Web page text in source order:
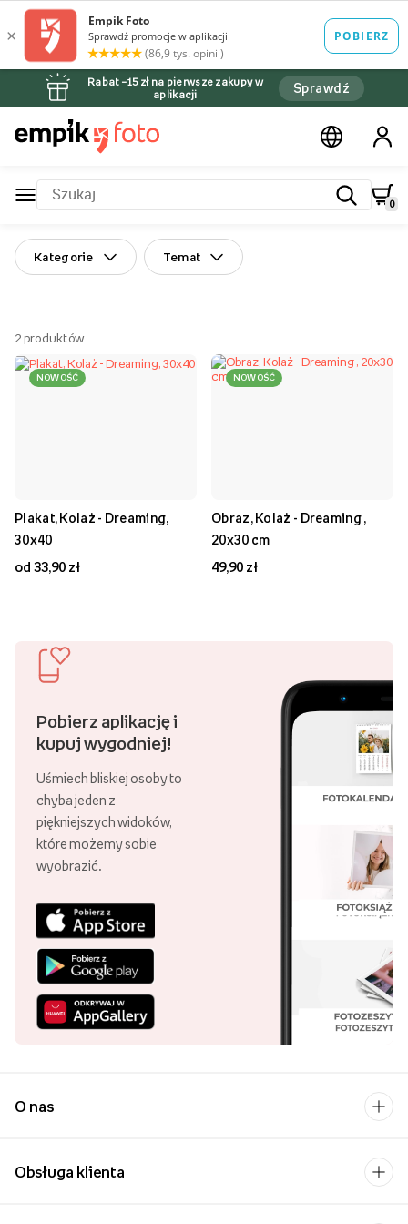
Rabat –15 zł na pierwsze zakupy w
aplikacji
Sprawdź
0
Kategorie Temat
2 produktów
NOWOŚĆ
Plakat, Kolaż - Dreaming,
30x40
od 33,90 zł
NOWOŚĆ
Obraz, Kolaż - Dreaming ,
20x30 cm
49,90 zł
Pobierz aplikację i
kupuj wygodniej!
Uśmiech bliskiej osoby to
chyba jeden z
piękniejszych widoków,
które możemy sobie
wyobrazić.
O nas
Obsługa klienta